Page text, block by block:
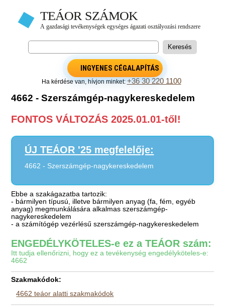
INGYENES CÉGALAPÍTÁS
Ha kérdése van, hívjon minket:+36 30 220 1100
4662 - Szerszámgép-nagykereskedelem
FONTOS VÁLTOZÁS 2025.01.01-től!
ÚJ TEÁOR '25 megfelelője:
4662 - Szerszámgép-nagykereskedelem
Ebbe a szakágazatba tartozik:
- bármilyen típusú, illetve bármilyen anyag (fa, fém, egyéb
anyag) megmunkálására alkalmas szerszámgép-
nagykereskedelem
- a számítógép vezérlésű szerszámgép-nagykereskedelem
ENGEDÉLYKÖTELES-e ez a TEÁOR szám:
Itt tudja ellenőrizni, hogy ez a tevékenység engedélyköteles-e:
4662
Szakmakódok:
4662 teáor alatti szakmakódok